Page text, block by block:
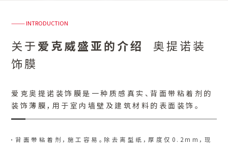
——— INTRODUCTION
关于爱克威盛亚的介绍
奥提诺装
饰膜
爱克奥提诺装饰膜是一种质感真实、背面带粘着剂的
装饰薄膜，用于室内墙壁及建筑材料的表面装饰。
背面带粘着剂，施工容易。除去离型纸，厚度仅0.2mm，现